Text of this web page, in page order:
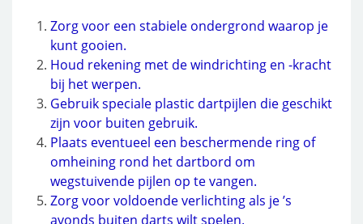
Zorg voor een stabiele ondergrond waarop je
kunt gooien.
Houd rekening met de windrichting en -kracht
bij het werpen.
Gebruik speciale plastic dartpijlen die geschikt
zijn voor buiten gebruik.
Plaats eventueel een beschermende ring of
omheining rond het dartbord om
wegstuivende pijlen op te vangen.
Zorg voor voldoende verlichting als je ’s
avonds buiten darts wilt spelen.